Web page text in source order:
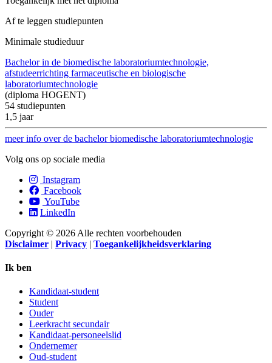
Af te leggen studiepunten
Minimale studieduur
Bachelor in de biomedische laboratoriumtechnologie,
afstudeerrichting farmaceutische en biologische
laboratoriumtechnologie
(diploma HOGENT)
54 studiepunten
1,5 jaar
meer info over de bachelor biomedische laboratoriumtechnologie
Volg ons op sociale media
Instagram
Facebook
YouTube
LinkedIn
Copyright © 2026 Alle rechten voorbehouden
Disclaimer | Privacy | Toegankelijkheidsverklaring
Ik ben
Kandidaat-student
Student
Ouder
Leerkracht secundair
Kandidaat-personeelslid
Ondernemer
Oud-student